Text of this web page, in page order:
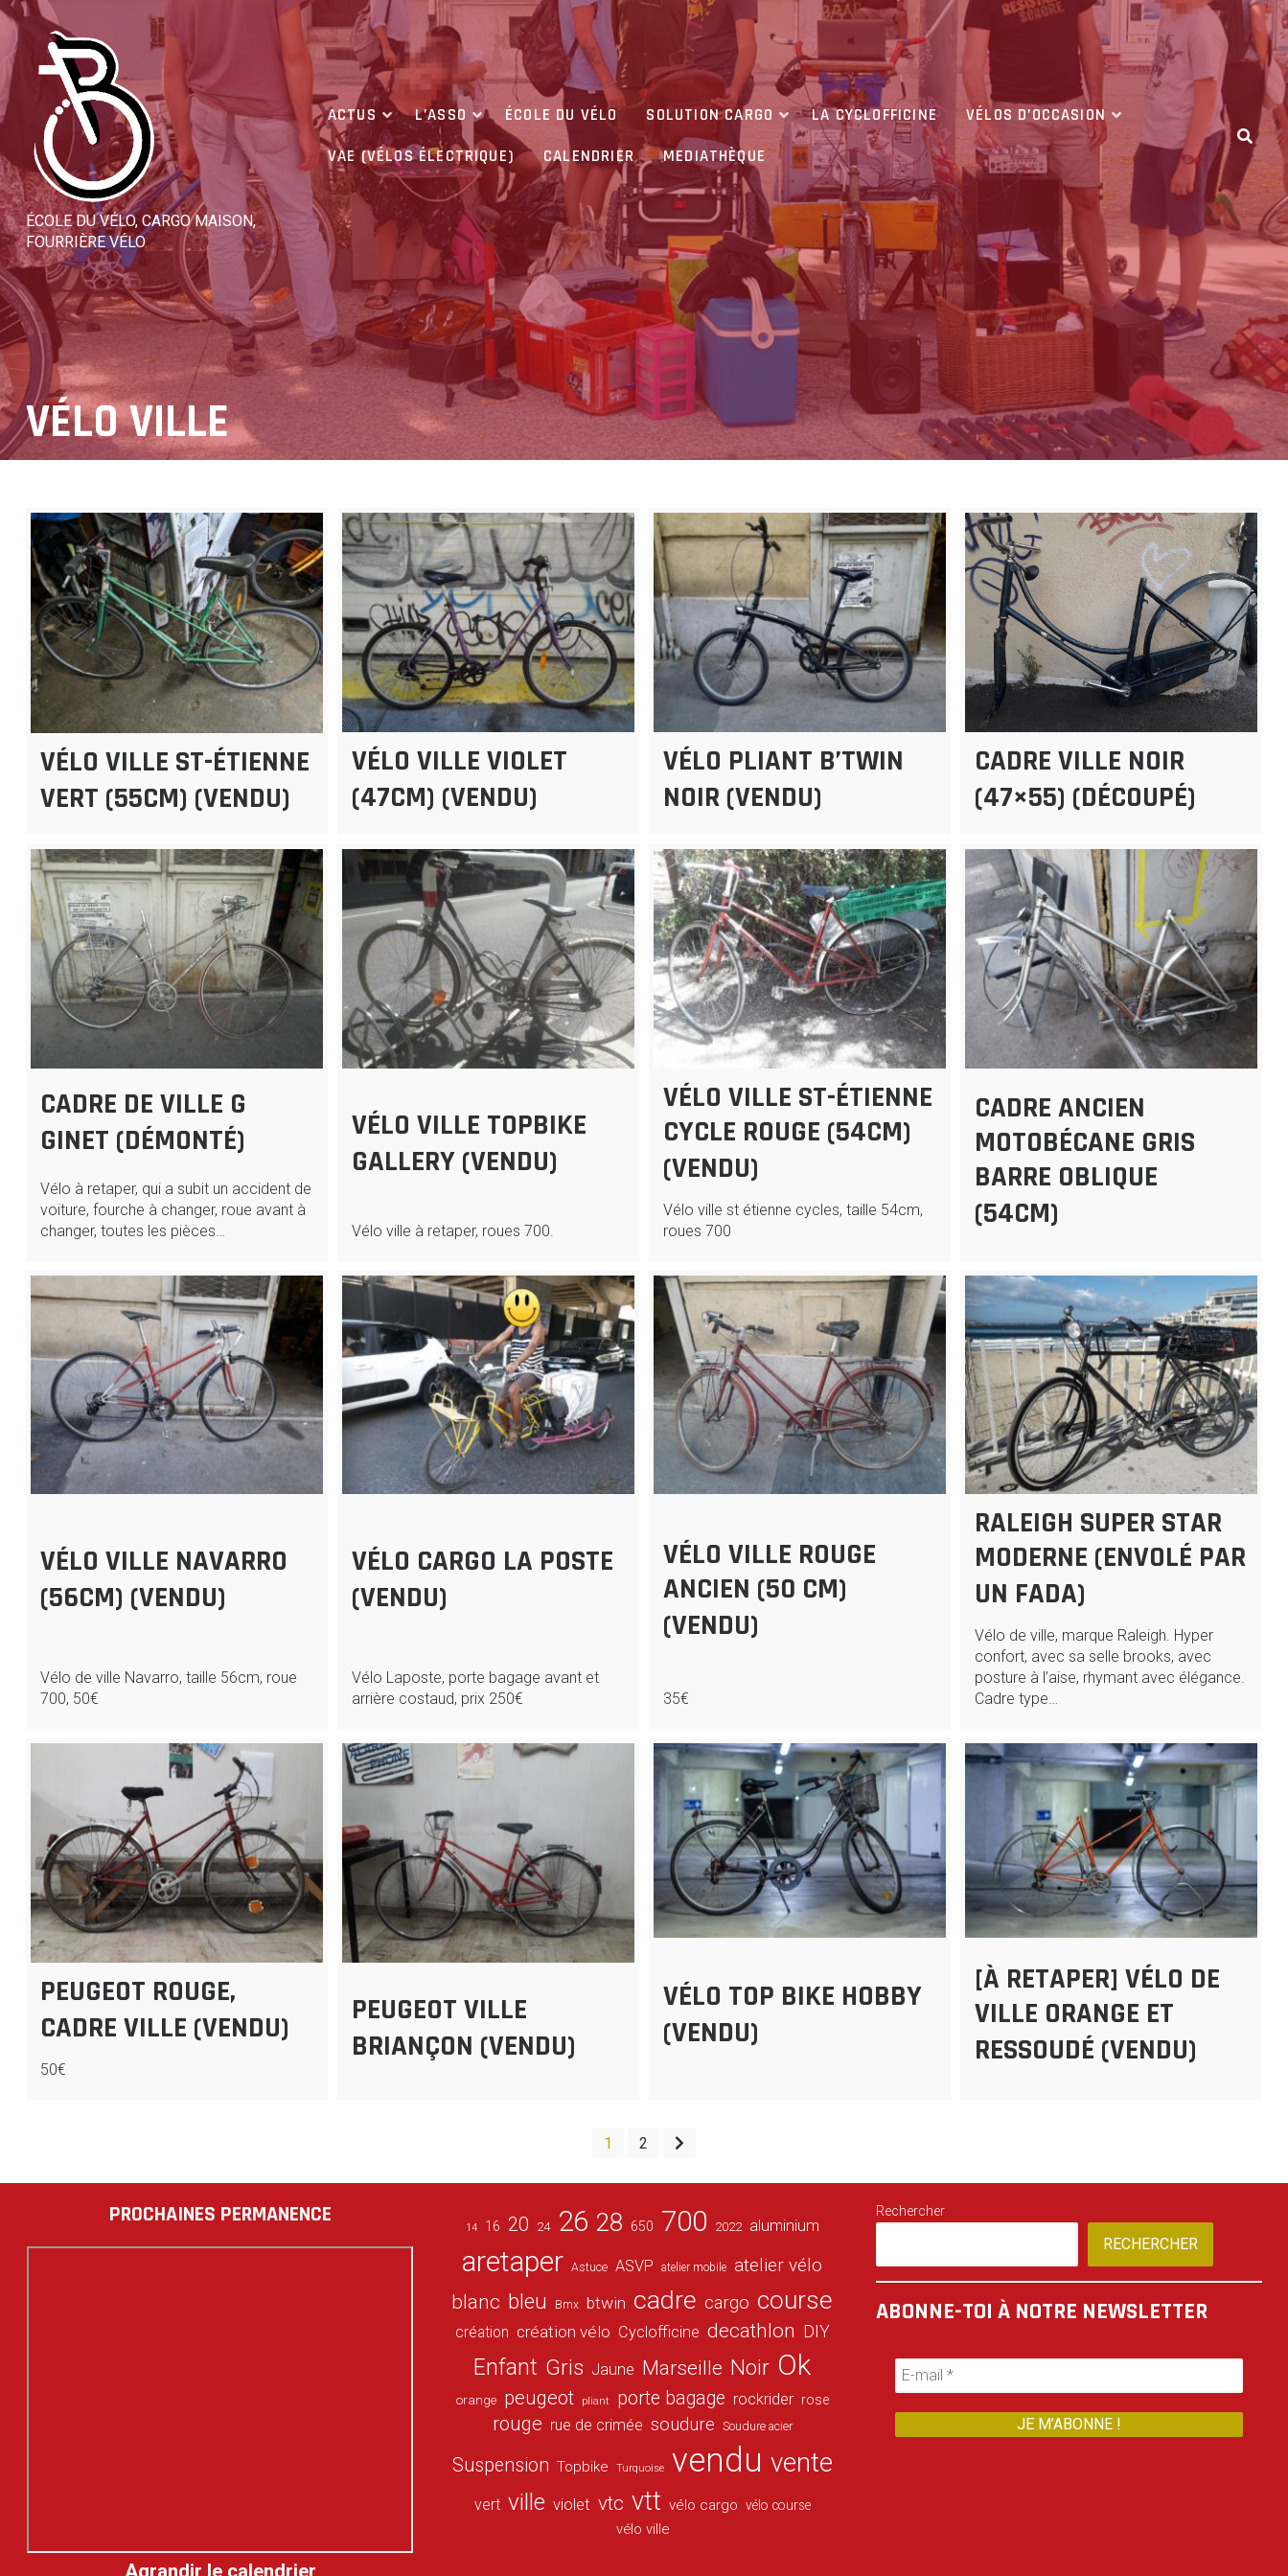
Skip
content
ÉCOLE DU VÉLO, CARGO MAISON,
FOURRIÈRE VÉLO
ACTUS L’ASSO ÉCOLE DU VÉLO SOLUTION CARGO LA CYCLOFFICINE
VÉLOS D’OCCASION
VAE (VÉLOS ÉLECTRIQUE)
CALENDRIER MEDIATHÈQUE
VÉLO VILLE
VÉLO VILLE ST-ÉTIENNE
VERT (55CM) (VENDU)
VÉLO VILLE VIOLET
(47CM) (VENDU)
VÉLO PLIANT B’TWIN
NOIR (VENDU)
CADRE VILLE NOIR
(47×55) (DÉCOUPÉ)
CADRE DE VILLE G
GINET (DÉMONTÉ)
Vélo à retaper, qui a subit un accident de
voiture, fourche à changer, roue avant à
changer, toutes les pièces…
VÉLO VILLE TOPBIKE
GALLERY (VENDU)
Vélo ville à retaper, roues 700.
VÉLO VILLE ST-ÉTIENNE
CYCLE ROUGE (54CM)
(VENDU)
Vélo ville st étienne cycles, taille 54cm,
roues 700
CADRE ANCIEN
MOTOBÉCANE GRIS
BARRE OBLIQUE
(54CM)
VÉLO VILLE NAVARRO
(56CM) (VENDU)
Vélo de ville Navarro, taille 56cm, roue
700, 50€
VÉLO CARGO LA POSTE
(VENDU)
Vélo Laposte, porte bagage avant et
arrière costaud, prix 250€
VÉLO VILLE ROUGE
ANCIEN (50 CM)
(VENDU)
35€
RALEIGH SUPER STAR
MODERNE (ENVOLÉ PAR
UN FADA)
Vélo de ville, marque Raleigh. Hyper
confort, avec sa selle brooks, avec
posture à l’aise, rhymant avec élégance.
Cadre type…
PEUGEOT ROUGE,
CADRE VILLE (VENDU)
50€
PEUGEOT VILLE
BRIANÇON (VENDU)
VÉLO TOP BIKE HOBBY
(VENDU)
[À RETAPER] VÉLO DE
VILLE ORANGE ET
RESSOUDÉ (VENDU)
DES
PUBLICATIONS
1 2
PROCHAINES PERMANENCE
Agrandir le calendrier
14 16 20 24 26 28 650 700 2022 aluminium
aretaper Astuce ASVP atelier mobile atelier vélo
blanc bleu Bmx btwin cadre cargo course
création création vélo Cyclofficine decathlon DIY
Enfant Gris Jaune Marseille Noir Ok
orange peugeot pliant porte bagage rockrider rose
rouge rue de crimée soudure Soudure acier
Suspension Topbike Turquoise vendu vente
vert ville violet vtc vtt vélo cargo vélo course
vélo ville
Rechercher
RECHERCHER
ABONNE-TOI À NOTRE NEWSLETTER